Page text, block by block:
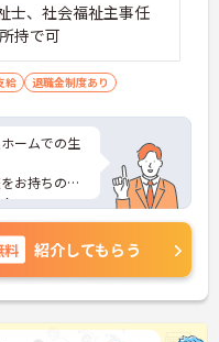
士、社会福祉主事任
持で可
給 退職金制度あり
ームでの生
お持ちの方
ど働きやす
ど、さらに
相談くださ
料 紹介してもらう